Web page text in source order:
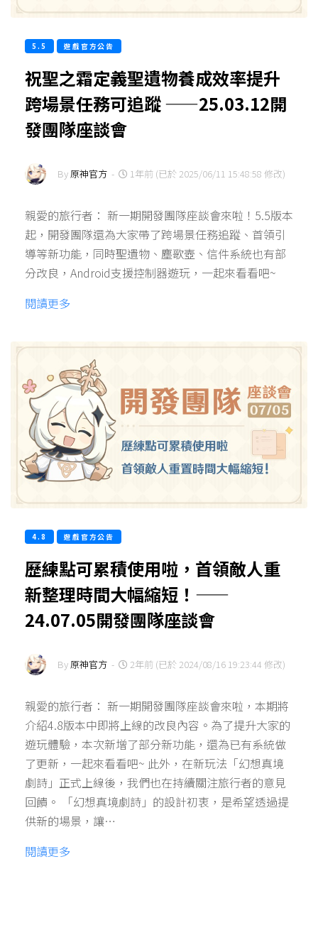
5.5 遊戲官方公告
祝聖之霜定義聖遺物養成效率提升
跨場景任務可追蹤 ——25.03.12開
發團隊座談會
By原神官方 - 1年前 (已於 2025/06/11 15:48:58 修改)
親愛的旅行者： 新一期開發團隊座談會來啦！5.5版本
起，開發團隊還為大家帶了跨場景任務追蹤、首領引
導等新功能，同時聖遺物、塵歌壺、信件系統也有部
分改良，Android支援控制器遊玩，一起來看看吧~
閱讀更多
4.8 遊戲官方公告
歷練點可累積使用啦，首領敵人重
新整理時間大幅縮短！——
24.07.05開發團隊座談會
By原神官方 - 2年前 (已於 2024/08/16 19:23:44 修改)
親愛的旅行者： 新一期開發團隊座談會來啦，本期將
介紹4.8版本中即將上線的改良內容。為了提升大家的
遊玩體驗，本次新增了部分新功能，還為已有系統做
了更新，一起來看看吧~ 此外，在新玩法「幻想真境
劇詩」正式上線後，我們也在持續關注旅行者的意見
回饋。 「幻想真境劇詩」的設計初衷，是希望透過提
供新的場景，讓…
閱讀更多